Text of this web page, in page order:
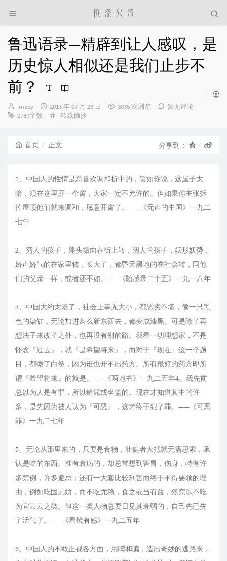
鲁迅语录—精辟到让人感叹，是
历史惊人相似还是我们止步不
前？
博
主：
masy
发
布
2013 年 07 月 28 日 3035 次浏览
暂无评论
2780字数
分
转载摘抄
首页 正文 分享到：
1、中国人的性情是总喜欢调和折中的，譬如你说，这屋子太
暗，须在这里开一个窗，大家一定不允许的。但如果你主张拆
掉屋顶他们就来调和，愿意开窗了。——《无声的中国》一九二
七年
2、穷人的孩子，蓬头垢面在街上转，阔人的孩子，妖形妖势，
娇声娇气的在家里转，长大了，都昏天黑地的在社会转，同他
们的父亲一样，或者还不如。——《随感录二十五》一九一八年
3、中国大约太老了，社会上事无大小，都恶劣不堪，像一只黑
色的染缸，无论加进甚么新东西去，都变成漆黑。可是除了再
想法子来改革之外，也再没有别的路。我看一切理想家，不是
怀念『过去』，就『是希望将来』，而对于『现在』这一个题
目，都缴了白卷，因为谁也开不出药方。所有最好的药方即所
谓『希望将来』的就是。——《两地书》一九二五年4、我先前
总以为人是有罪，所以鎗毙或坐监的。现在才知道其中的许
多，是先因为被人认为『可恶』，这才终于犯了罪。——《可恶
罪》一九二七年
5、无论从那里来的，只要是食物，壮健者大抵就无需思索，承
认是吃的东西。惟有衰病的，却总常想到害胃，伤身，特有许
多禁例，许多避忌；还有一大套比较利害而终于不得要领的理
由，例如吃固无妨，而不吃尤稳，食之或当有益，然究以不吃
为宜云云之类。但这一类人物总要日见其衰弱的，自己先已失
了活气了。——《看镜有感》一九二五年
6、中国人的不敢正视各方面，用瞒和骗，造出奇妙的逃路来，